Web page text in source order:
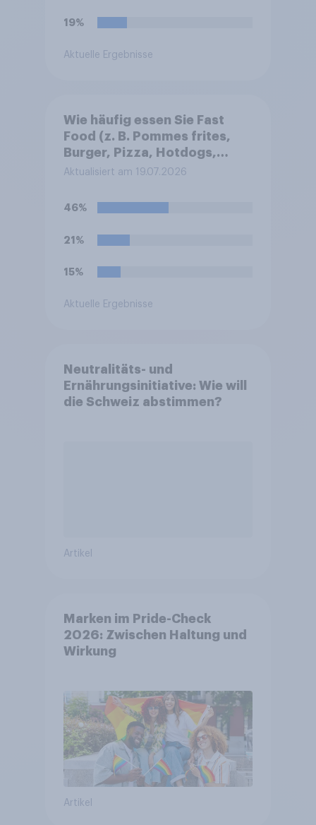
19%
Aktuelle Ergebnisse
Wie häufig essen Sie Fast
Food (z. B. Pommes frites,
Burger, Pizza, Hotdogs,
Chicken Nuggets oder
Aktualisiert am 19.07.2026
46%
21%
15%
Aktuelle Ergebnisse
Neutralitäts- und
Ernährungsinitiative: Wie will
die Schweiz abstimmen?
Artikel
Marken im Pride-Check
2026: Zwischen Haltung und
Wirkung
Artikel